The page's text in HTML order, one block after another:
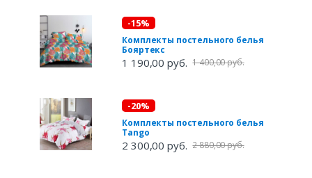
-15%
Комплекты постельного белья
Бояртекс
1 190,00 руб. 1 400,00 руб.
-20%
Комплекты постельного белья
Tango
2 300,00 руб. 2 880,00 руб.